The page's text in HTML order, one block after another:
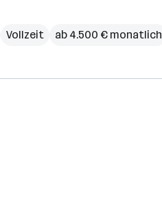
Vollzeit ab 4.500 € monatlich